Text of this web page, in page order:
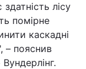
лісу
помірне
каскадні
– пояснив